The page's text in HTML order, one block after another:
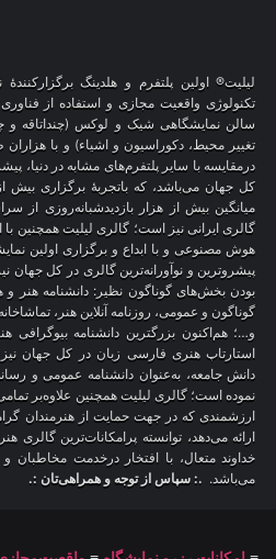
لیلیت® اولین پلتفرم و هلدینگ برگزارکنندهٔ
تکنولوژی واقعیت مجازی و استفاده از
سالن نمایشگاهی شیک و لوکس (چنداتاقه و
تغییر محیط، دکوراسیون و اشیاء) و با
درمقایسه با سایر پلتفرم‌های مشابه در دنیا،
میانگین بیش از هزار بازدیدشبانه‌روزی از
گالری ایرانی نیز است؛ گالری لیلیت همچنین با
هوش مصنوعی و با ابداع و برگزاری اولین
پیشروترین و نوآورانه‌ترین گالری در کل جهان
بودن بخش‌های گوناگون نظیر: دانشنامه هنر و
گوناگون و عمومی، روزنامه آنلاین هنر،
و…؛ هم‌اکنون بزرگترین دانشنامه بیوگرافی
استارتاپ هنری فارسی زبان در کل جهان
دانش جامعه، به‌عنوان دانشنامه عمومی و
نموده است؛ گالری لیلیت همچنین علاوه‌بر تمامی
ارزشمندی که در جهت حمایت از هنرمندان
ارائه می‌دهد، توانسته پرامکانات‌ترین گالری
خداوند متعال، با افتخار درخدمت مخاطبان
می‌باشد. .: سپاس از توجه و همراهی‌تان :.